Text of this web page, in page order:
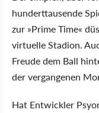
hunderttausende
zur »Prime Time«
virtuelle Stadion.
Freude dem Ball
der vergangenen
Hat Entwickler